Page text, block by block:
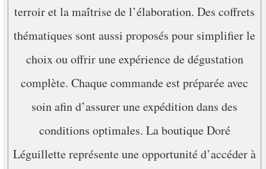
terroir et la maîtrise de l’élaboration. Des coffrets
thématiques sont aussi proposés pour simplifier le
choix ou offrir une expérience de dégustation
complète. Chaque commande est préparée avec
soin afin d’assurer une expédition dans des
conditions optimales. La boutique Doré
Léguillette représente une opportunité d’accéder à